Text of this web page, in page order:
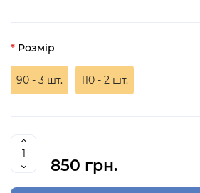
Розмір
90 - 3 шт. 110 - 2 шт.
850 грн.